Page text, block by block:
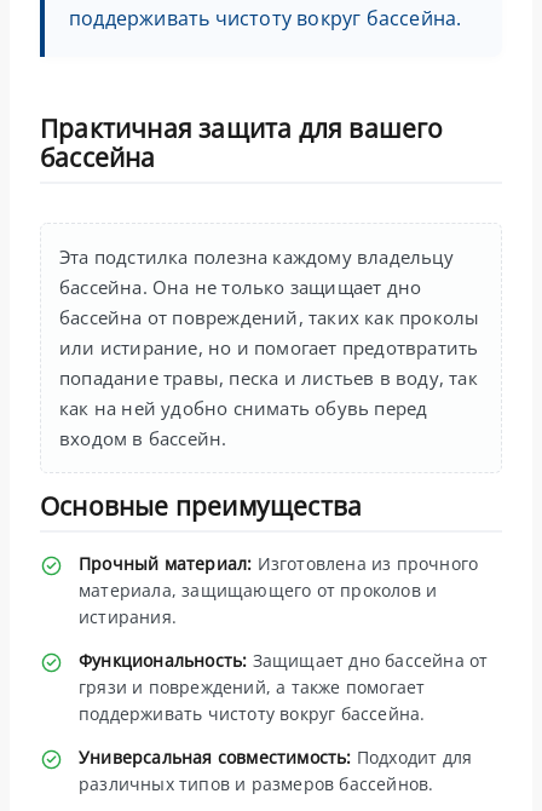
поддерживать чистоту вокруг бассейна.
Практичная защита для вашего
бассейна
Эта подстилка полезна каждому владельцу
бассейна. Она не только защищает дно
бассейна от повреждений, таких как проколы
или истирание, но и помогает предотвратить
попадание травы, песка и листьев в воду, так
как на ней удобно снимать обувь перед
входом в бассейн.
Основные преимущества
Прочный материал: Изготовлена из прочного
материала, защищающего от проколов и
истирания.
Функциональность: Защищает дно бассейна от
грязи и повреждений, а также помогает
поддерживать чистоту вокруг бассейна.
Универсальная совместимость: Подходит для
различных типов и размеров бассейнов.